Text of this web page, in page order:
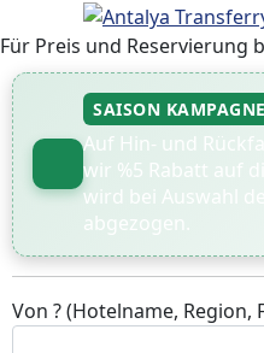
Für Preis und Reservierung
SAISON KAMPAGNE
Auf Hin- und
wir %5 Rabatt auf
wird bei Auswahl
abgezogen.
Von ? (Hotelname, Region,